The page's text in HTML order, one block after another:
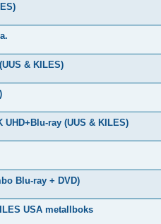
& KILES)
ray (UUS & KILES)
Blu-ray + DVD)
USA metallboks